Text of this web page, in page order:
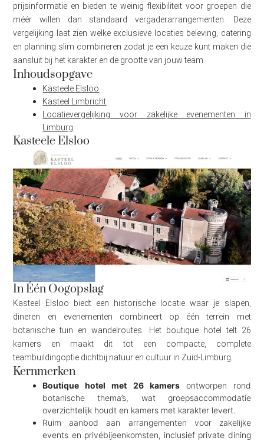
prijsinformatie en bieden te weinig flexibiliteit voor groepen die
méér willen dan standaard vergaderarrangementen. Deze
vergelijking laat zien welke exclusieve locaties beleving, catering
en planning slim combineren zodat je een keuze kunt maken die
aansluit bij het karakter en de grootte van jouw team.
Inhoudsopgave
Kasteele Elsloo
Kasteel Limbricht
Locatievergelijking voor zakelijke evenementen in
Limburg
Kasteele Elsloo
In Één Oogopslag
Kasteel Elsloo biedt een historische locatie waar je slapen,
dineren en evenementen combineert op één terrein met
botanische tuin en wandelroutes. Het boutique hotel telt 26
kamers en maakt dit tot een compacte, complete
teambuildingoptie dichtbij natuur en cultuur in Zuid-Limburg.
Kernmerken
Boutique hotel met 26 kamersontworpen rond
botanische thema’s, wat groepsaccommodatie
overzichtelijk houdt en kamers met karakter levert.
Ruim aanbod aan arrangementen voor zakelijke
events en privébijeenkomsten, inclusief private dining